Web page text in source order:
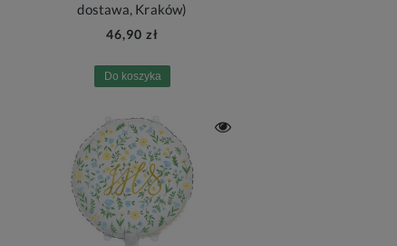
dostawa, Kraków)
46,90 zł
Do koszyka